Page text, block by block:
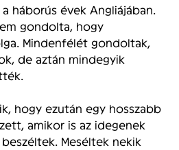
háborús évek Angliájában.
gondolta, hogy
Mindenfélét gondoltak,
de aztán mindegyik
hogy ezután egy hosszabb
amikor is az idegenek
Meséltek nekik